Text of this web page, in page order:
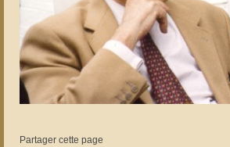
Partager cette page